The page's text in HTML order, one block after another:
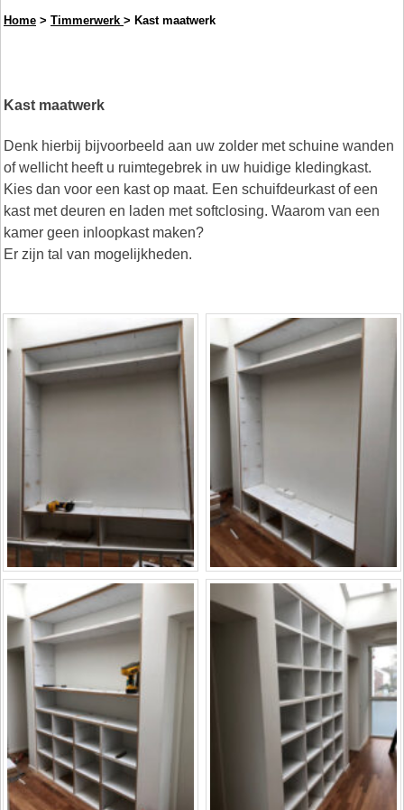
Home > Timmerwerk > Kast maatwerk
Kast maatwerk
Denk hierbij bijvoorbeeld aan uw zolder met schuine wanden
of wellicht heeft u ruimtegebrek in uw huidige kledingkast.
Kies dan voor een kast op maat. Een schuifdeurkast of een
kast met deuren en laden met softclosing. Waarom van een
kamer geen inloopkast maken?
Er zijn tal van mogelijkheden.